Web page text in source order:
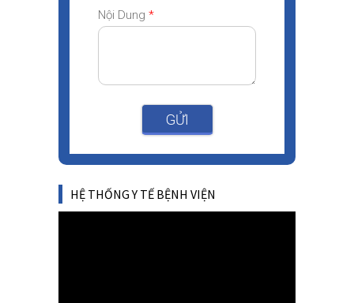
Nội Dung *
GỬI
HỆ THỐNG Y TẾ BỆNH VIỆN